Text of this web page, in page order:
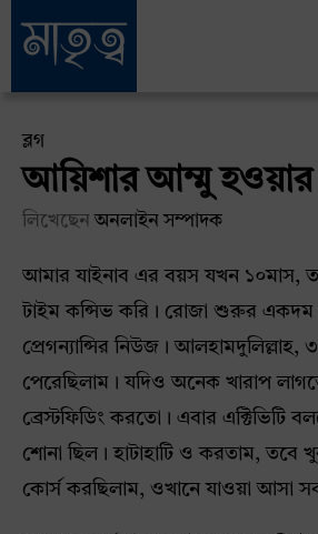
ব্লগ
আয়িশার আম্মু হওয়ার
লিখেছেনঅনলাইন সম্পাদক
আমার যাইনাব এর বয়স যখন ১০মাস,
টাইম কন্সিভ করি। রোজা শুরুর একদম
প্রেগন্যান্সির নিউজ। আলহামদুলিল্লাহ,
পেরেছিলাম। যদিও অনেক খারাপ
ব্রেস্টফিডিং করতো। এবার এক্টিভিটি
শোনা ছিল। হাটাহাটি ও করতাম, তবে
কোর্স করছিলাম, ওখানে যাওয়া আসা